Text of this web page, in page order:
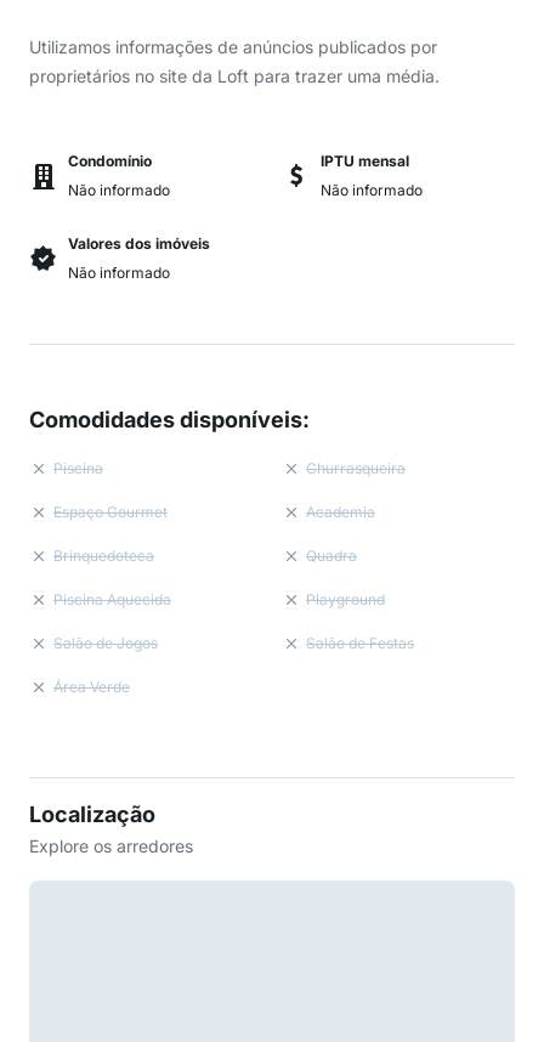
Utilizamos informações de anúncios publicados por
proprietários no site da Loft para trazer uma média.
Condomínio
Não informado
IPTU mensal
Não informado
Valores dos imóveis
Não informado
Comodidades disponíveis:
Piscina Churrasqueira
Espaço Gourmet Academia
Brinquedoteca Quadra
Piscina Aquecida Playground
Salão de Jogos Salão de Festas
Área Verde
Localização
Explore os arredores